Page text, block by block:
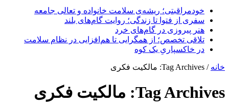
خودمراقبتی؛ ریشه‌ی سلامت خانواده و تعالی جامعه
سفری از فتوا تا زندگی؛ روایت گام‌های بلند
هنر پیروزی در گام‌های خرد
تلاقی تخصص؛ از همگرایی تا هم‌افزایی در نظام سلامت
در خاکسپاریِ یک کوه
خانه / Tag Archives: مالکیت فکری
Tag Archives: مالکیت فکری